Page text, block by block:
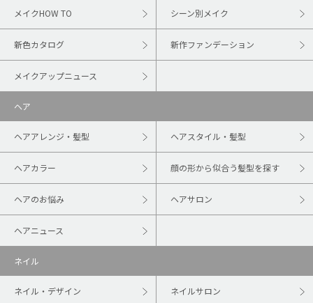
メイクHOW TO シーン別メイク
新色カタログ 新作ファンデーション
メイクアップニュース
ヘア
ヘアアレンジ・髪型 ヘアスタイル・髪型
ヘアカラー 顔の形から似合う髪型を探す
ヘアのお悩み ヘアサロン
ヘアニュース
ネイル
ネイル・デザイン ネイルサロン